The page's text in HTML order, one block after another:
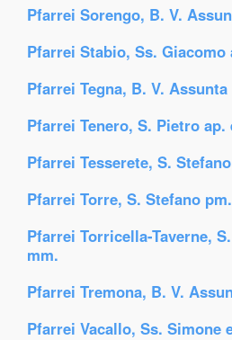
Pfarrei Sorengo, B. V.
Pfarrei Stabio, Ss.
Pfarrei Tegna, B. V. Assunta
Pfarrei Tenero, S. Pietro ap.
Pfarrei Tesserete, S.
Pfarrei Torre, S. Stefano
Pfarrei Torricella-Taverne,
mm.
Pfarrei Tremona, B. V.
Pfarrei Vacallo, Ss. Simone